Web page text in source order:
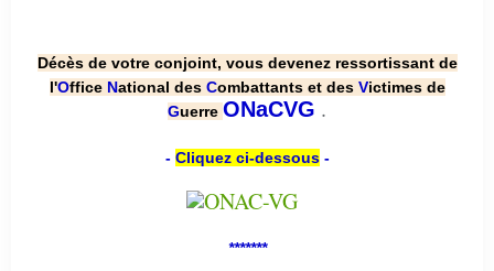
Décès de votre conjoint, vous devenez ressortissant de
l'Office National des Combattants et des Victimes de
Guerre ONaCVG .
- Cliquez ci-dessous-
*******